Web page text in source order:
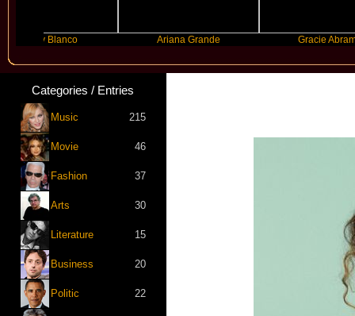
Blanco Ariana Grande Gracie Abrams
Categories / Entries
Music 215
Movie 46
Fashion 37
Arts 30
Literature 15
Business 20
Politic 22